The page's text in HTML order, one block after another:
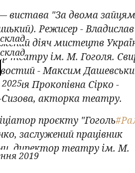
2019
вистава "За двома
Режисер - Владислав
діяч мистецтв
театру ім. М. Гоголя.
- Максим
Прокопівна Сірко -
акторка театру.
проєкту "Гоголь
заслужений працівник
директор театру ім. М.